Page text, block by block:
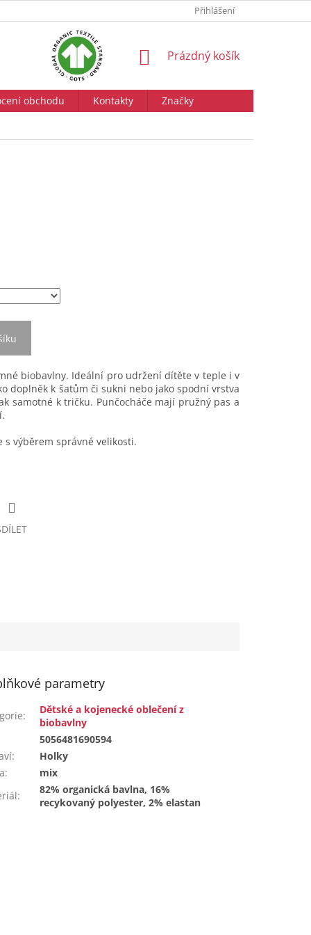
Přihlášení
NÁKUPNÍ
Prázdný košík
obchodu Kontakty Značky
biobavlny. Ideální pro udržení dítěte v teple i v
doplněk k šatům či sukni nebo jako spodní vrstva
samotné k tričku. Punčocháče mají pružný pas a
s výběrem správné velikosti.
parametry
:
Dětské a kojenecké oblečení z
biobavlny
5056481690594
:
Holky
:
mix
:
82% organická bavlna, 16%
recykovaný polyester, 2% elastan